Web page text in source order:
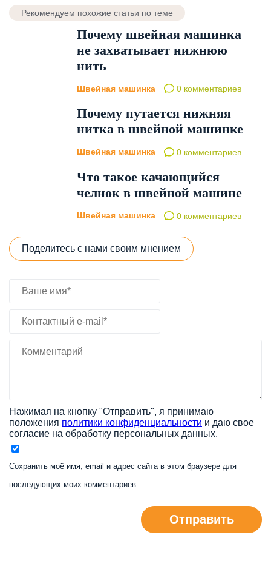
Рекомендуем похожие статьи по теме
Почему швейная машинка
не захватывает нижнюю
нить
Швейная машинка 0 комментариев
Почему путается нижняя
нитка в швейной машинке
Швейная машинка 0 комментариев
Что такое качающийся
челнок в швейной машине
Швейная машинка 0 комментариев
Поделитесь с нами своим мнением
Нажимая на кнопку "Отправить", я принимаю
положения политики конфиденциальности и даю свое
согласие на обработку персональных данных.
Сохранить моё имя, email и адрес сайта в этом браузере для
последующих моих комментариев.
Отправить